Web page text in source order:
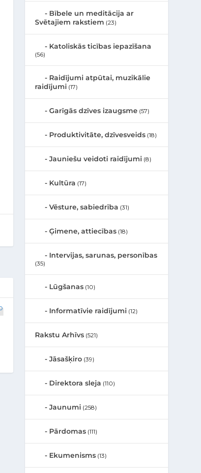
Bībele un meditācija ar
Svētajiem rakstiem (23)
Katoliskās ticības iepazīšana
(56)
Raidījumi atpūtai, muzikālie
raidījumi (17)
Garīgās dzīves izaugsme (57)
Produktivitāte, dzīvesveids (18)
Jauniešu veidoti raidījumi (8)
Kultūra (17)
Vēsture, sabiedrība (31)
Ģimene, attiecības (18)
Intervijas, sarunas, personības
(35)
Lūgšanas (10)
Informatīvie raidījumi (12)
Rakstu Arhīvs (521)
Jāsašķiro (39)
Direktora sleja (110)
Jaunumi (258)
Pārdomas (111)
Ekumenisms (13)